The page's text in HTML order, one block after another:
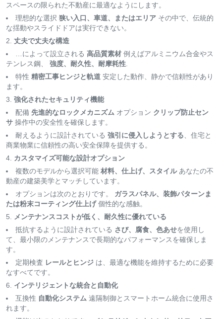
スペースの限られた不動産に最適なようにします。
理想的な選択 狭い入口、車道、またはエリア その中で、伝統的
な揺動やスライドドアは実行できない。
丈夫で丈夫な構造
…によって設立される 高品質素材 例えばアルミニウム合金やス
テンレス鋼、 強度、耐久性、耐摩耗性
特性 精密工事ヒンジと軌道 安定した動作、静かで信頼性があり
ます。
強化されたセキュリティ機能
配備 先進的なロックメカニズム オプション クリップ防止セン
サ 操作中の安全性を確保します。
耐えるように設計されている 強引に侵入しようとする 、住宅と
商業物業に信頼性の高い安全保障を提供する。
カスタマイズ可能な設計オプション
複数のモデルから選択可能 材料、仕上げ、スタイルあなたの不
動産の建築美学とマッチしています。
オプションは次のとおりです。 ガラスパネル、装飾パターンま
たは粉末コーティング仕上げ個性的な感触。
メンテナンスコストが低く、耐久性に優れている
抵抗するように設計されている さび、腐食、色あせを使用し
て、最小限のメンテナンスで長期的なパフォーマンスを確保しま
す。
定期検査 レールとヒンジ は、最適な機能を維持するために必要
なすべてです。
インテリジェントな統合と自動化
互換性 自動化システム 遠隔制御とスマートホーム統合に使用さ
れます。